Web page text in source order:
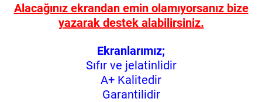
Alacağınız ekrandan emin olamıyorsanız bize
yazarak destek alabilirsiniz.
Ekranlarımız;
Sıfır ve jelatinlidir
A+ Kalitedir
Garantilidir